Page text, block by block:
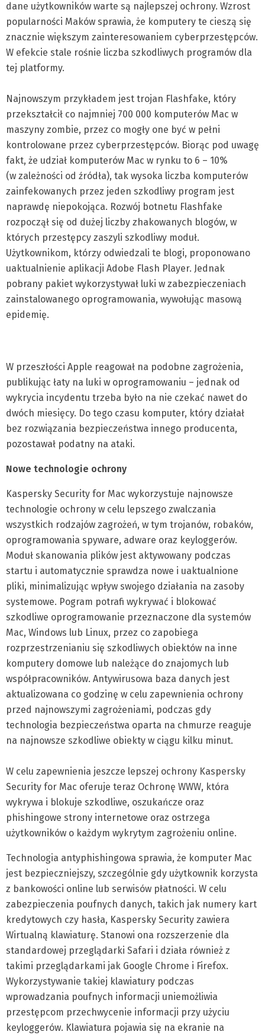
dane użytkowników warte są najlepszej ochrony. Wzrost
popularności Maków sprawia, że komputery te cieszą się
znacznie większym zainteresowaniem cyberprzestępców.
W efekcie stale rośnie liczba szkodliwych programów dla
tej platformy.
Najnowszym przykładem jest trojan Flashfake, który
przekształcił co najmniej 700 000 komputerów Mac w
maszyny zombie, przez co mogły one być w pełni
kontrolowane przez cyberprzestępców. Biorąc pod uwagę
fakt, że udział komputerów Mac w rynku to 6 – 10%
(w zależności od źródła), tak wysoka liczba komputerów
zainfekowanych przez jeden szkodliwy program jest
naprawdę niepokojąca. Rozwój botnetu Flashfake
rozpoczął się od dużej liczby zhakowanych blogów, w
których przestępcy zaszyli szkodliwy moduł.
Użytkownikom, którzy odwiedzali te blogi, proponowano
uaktualnienie aplikacji Adobe Flash Player. Jednak
pobrany pakiet wykorzystywał luki w zabezpieczeniach
zainstalowanego oprogramowania, wywołując masową
epidemię.
W przeszłości Apple reagował na podobne zagrożenia,
publikując łaty na luki w oprogramowaniu – jednak od
wykrycia incydentu trzeba było na nie czekać nawet do
dwóch miesięcy. Do tego czasu komputer, który działał
bez rozwiązania bezpieczeństwa innego producenta,
pozostawał podatny na ataki.
Nowe technologie ochrony
Kaspersky Security for Mac wykorzystuje najnowsze
technologie ochrony w celu lepszego zwalczania
wszystkich rodzajów zagrożeń, w tym trojanów, robaków,
oprogramowania spyware, adware oraz keyloggerów.
Moduł skanowania plików jest aktywowany podczas
startu i automatycznie sprawdza nowe i uaktualnione
pliki, minimalizując wpływ swojego działania na zasoby
systemowe. Pogram potrafi wykrywać i blokować
szkodliwe oprogramowanie przeznaczone dla systemów
Mac, Windows lub Linux, przez co zapobiega
rozprzestrzenianiu się szkodliwych obiektów na inne
komputery domowe lub należące do znajomych lub
współpracowników. Antywirusowa baza danych jest
aktualizowana co godzinę w celu zapewnienia ochrony
przed najnowszymi zagrożeniami, podczas gdy
technologia bezpieczeństwa oparta na chmurze reaguje
na najnowsze szkodliwe obiekty w ciągu kilku minut.
W celu zapewnienia jeszcze lepszej ochrony Kaspersky
Security for Mac oferuje teraz Ochronę WWW, która
wykrywa i blokuje szkodliwe, oszukańcze oraz
phishingowe strony internetowe oraz ostrzega
użytkowników o każdym wykrytym zagrożeniu online.
Technologia antyphishingowa sprawia, że komputer Mac
jest bezpieczniejszy, szczególnie gdy użytkownik korzysta
z bankowości online lub serwisów płatności. W celu
zabezpieczenia poufnych danych, takich jak numery kart
kredytowych czy hasła, Kaspersky Security zawiera
Wirtualną klawiaturę. Stanowi ona rozszerzenie dla
standardowej przeglądarki Safari i działa również z
takimi przeglądarkami jak Google Chrome i Firefox.
Wykorzystywanie takiej klawiatury podczas
wprowadzania poufnych informacji uniemożliwia
przestępcom przechwycenie informacji przy użyciu
keyloggerów. Klawiatura pojawia się na ekranie na